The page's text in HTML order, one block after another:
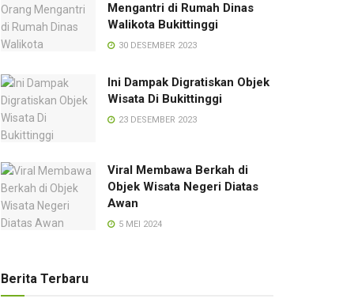
Mengantri di Rumah Dinas
Walikota Bukittinggi
30 DESEMBER 2023
Ini Dampak Digratiskan Objek
Wisata Di Bukittinggi
23 DESEMBER 2023
Viral Membawa Berkah di
Objek Wisata Negeri Diatas
Awan
5 MEI 2024
Berita Terbaru